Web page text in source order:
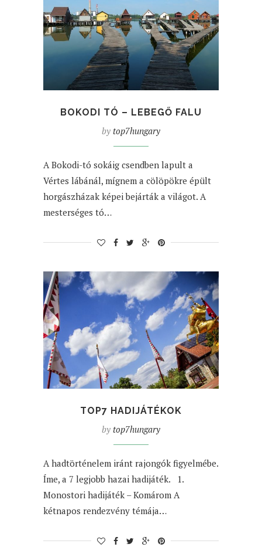
BOKODI TÓ – LEBEGŐ FALU
by top7hungary
A Bokodi-tó sokáig csendben lapult a
Vértes lábánál, mígnem a cölöpökre épült
horgászházak képei bejárták a világot. A
mesterséges tó…
TOP7 HADIJÁTÉKOK
by top7hungary
A hadtörténelem iránt rajongók figyelmébe.
Íme, a 7 legjobb hazai hadijáték. 1.
Monostori hadijáték – Komárom A
kétnapos rendezvény témája…